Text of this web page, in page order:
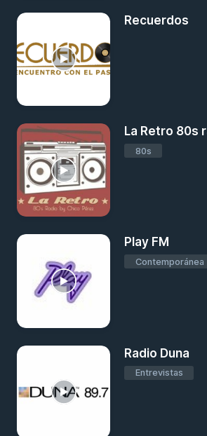
Recuerdos
La Retro 80s
80s
Play FM
Contemporánea
Radio Duna
Entrevistas